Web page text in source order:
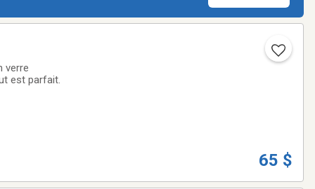
verre
est parfait.
65 $